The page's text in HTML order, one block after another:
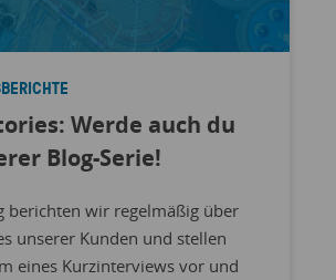
Werde auch du
Blog-Serie!
berichten wir regelmäßig über
unserer Kunden und stellen
eines Kurzinterviews vor und